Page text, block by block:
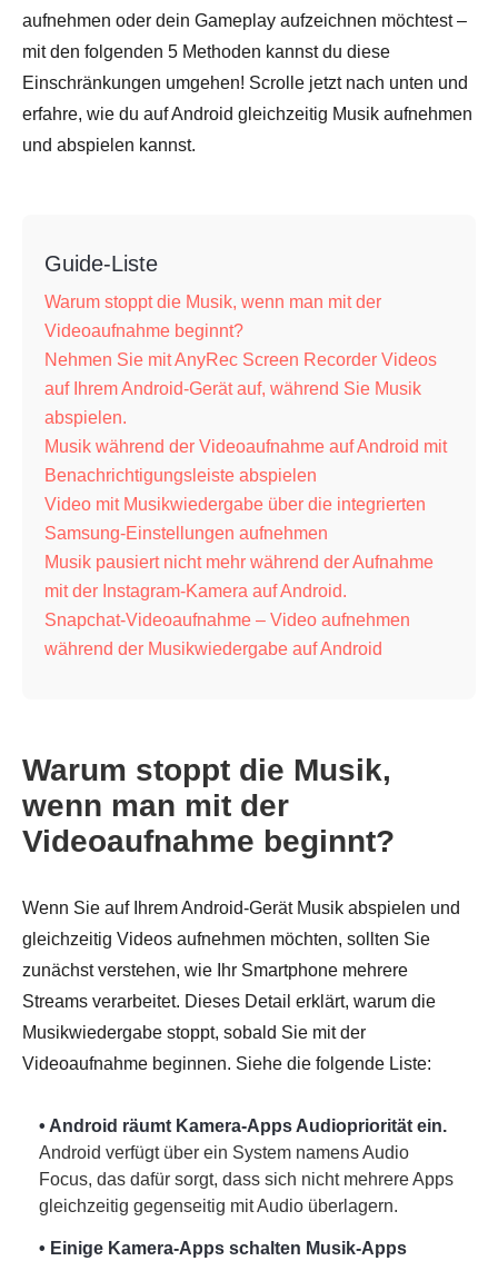
aufnehmen oder dein Gameplay aufzeichnen möchtest –
mit den folgenden 5 Methoden kannst du diese
Einschränkungen umgehen! Scrolle jetzt nach unten und
erfahre, wie du auf Android gleichzeitig Musik aufnehmen
und abspielen kannst.
Guide-Liste
Warum stoppt die Musik, wenn man mit der
Videoaufnahme beginnt?
Nehmen Sie mit AnyRec Screen Recorder Videos
auf Ihrem Android-Gerät auf, während Sie Musik
abspielen.
Musik während der Videoaufnahme auf Android mit
Benachrichtigungsleiste abspielen
Video mit Musikwiedergabe über die integrierten
Samsung-Einstellungen aufnehmen
Musik pausiert nicht mehr während der Aufnahme
mit der Instagram-Kamera auf Android.
Snapchat-Videoaufnahme – Video aufnehmen
während der Musikwiedergabe auf Android
Warum stoppt die Musik,
wenn man mit der
Videoaufnahme beginnt?
Wenn Sie auf Ihrem Android-Gerät Musik abspielen und
gleichzeitig Videos aufnehmen möchten, sollten Sie
zunächst verstehen, wie Ihr Smartphone mehrere
Streams verarbeitet. Dieses Detail erklärt, warum die
Musikwiedergabe stoppt, sobald Sie mit der
Videoaufnahme beginnen. Siehe die folgende Liste:
• Android räumt Kamera-Apps Audiopriorität ein.
Android verfügt über ein System namens Audio
Focus, das dafür sorgt, dass sich nicht mehrere Apps
gleichzeitig gegenseitig mit Audio überlagern.
• Einige Kamera-Apps schalten Musik-Apps